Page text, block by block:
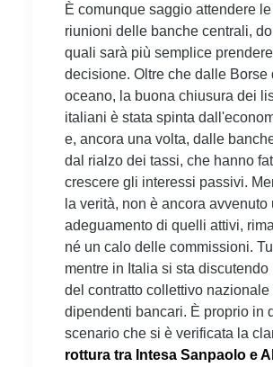
È comunque saggio attendere
riunioni delle banche centrali,
quali sarà più semplice
decisione. Oltre che dalle Borse
oceano, la buona chiusura dei
italiani è stata spinta
e, ancora una volta, dalle
dal rialzo dei tassi, che hanno
crescere gli interessi passivi.
la verità, non è ancora avvenuto
adeguamento di quelli attivi,
né un calo delle commissioni.
mentre in Italia si sta
del contratto collettivo nazionale
dipendenti bancari. È proprio in
scenario che si è verificata la
rottura tra Intesa Sanpaolo e